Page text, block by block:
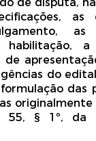
-
do Edital:o
disponíveis no
Salgado/
na forma
da plataforma
as
as
a
do
das
originalmente
§ 1º, da